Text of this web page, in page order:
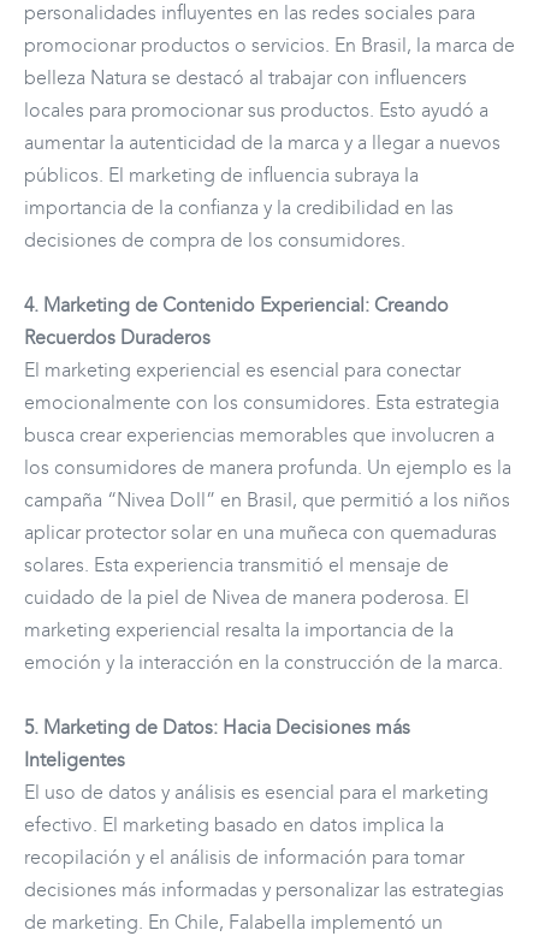
personalidades influyentes en las redes sociales para
promocionar productos o servicios. En Brasil, la marca de
belleza Natura se destacó al trabajar con influencers
locales para promocionar sus productos. Esto ayudó a
aumentar la autenticidad de la marca y a llegar a nuevos
públicos. El marketing de influencia subraya la
importancia de la confianza y la credibilidad en las
decisiones de compra de los consumidores.
4. Marketing de Contenido Experiencial: Creando
Recuerdos Duraderos
El marketing experiencial es esencial para conectar
emocionalmente con los consumidores. Esta estrategia
busca crear experiencias memorables que involucren a
los consumidores de manera profunda. Un ejemplo es la
campaña “Nivea Doll” en Brasil, que permitió a los niños
aplicar protector solar en una muñeca con quemaduras
solares. Esta experiencia transmitió el mensaje de
cuidado de la piel de Nivea de manera poderosa. El
marketing experiencial resalta la importancia de la
emoción y la interacción en la construcción de la marca.
5. Marketing de Datos: Hacia Decisiones más
Inteligentes
El uso de datos y análisis es esencial para el marketing
efectivo. El marketing basado en datos implica la
recopilación y el análisis de información para tomar
decisiones más informadas y personalizar las estrategias
de marketing. En Chile, Falabella implementó un